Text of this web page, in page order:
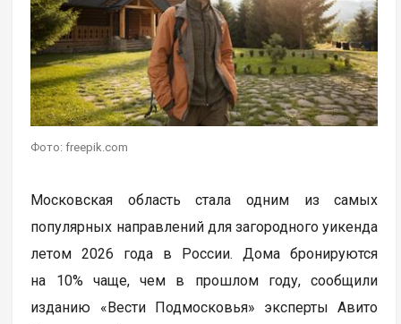
Фото: freepik.com
Московская область стала одним из самых
популярных направлений для загородного уикенда
летом 2026 года в России. Дома бронируются
на 10% чаще, чем в прошлом году, сообщили
изданию «Вести Подмосковья» эксперты Авито